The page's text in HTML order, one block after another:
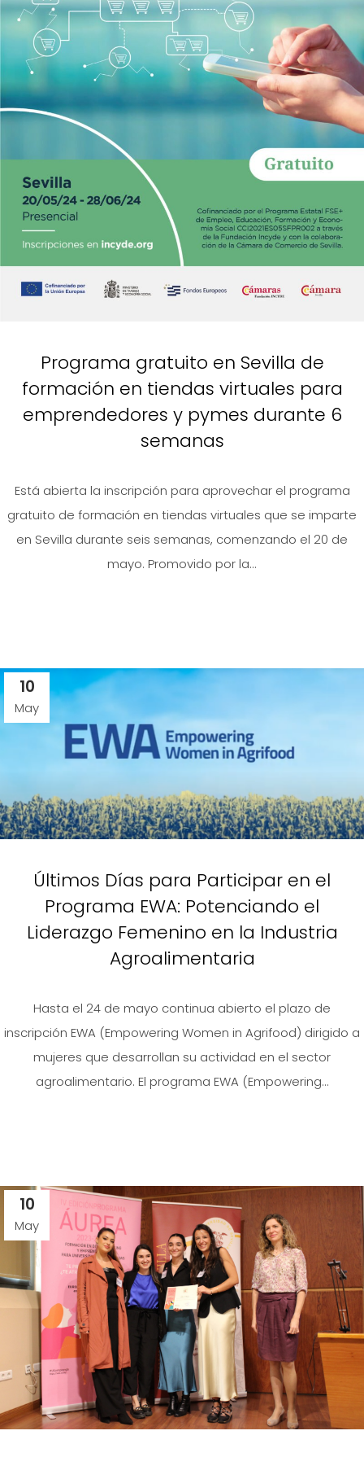
Programa gratuito en Sevilla de
formación en tiendas virtuales para
emprendedores y pymes durante 6
semanas
Está abierta la inscripción para aprovechar el programa
gratuito de formación en tiendas virtuales que se imparte
en Sevilla durante seis semanas, comenzando el 20 de
mayo. Promovido por la...
10
May
Últimos Días para Participar en el
Programa EWA: Potenciando el
Liderazgo Femenino en la Industria
Agroalimentaria
Hasta el 24 de mayo continua abierto el plazo de
inscripción EWA (Empowering Women in Agrifood) dirigido a
mujeres que desarrollan su actividad en el sector
agroalimentario. El programa EWA (Empowering...
10
May